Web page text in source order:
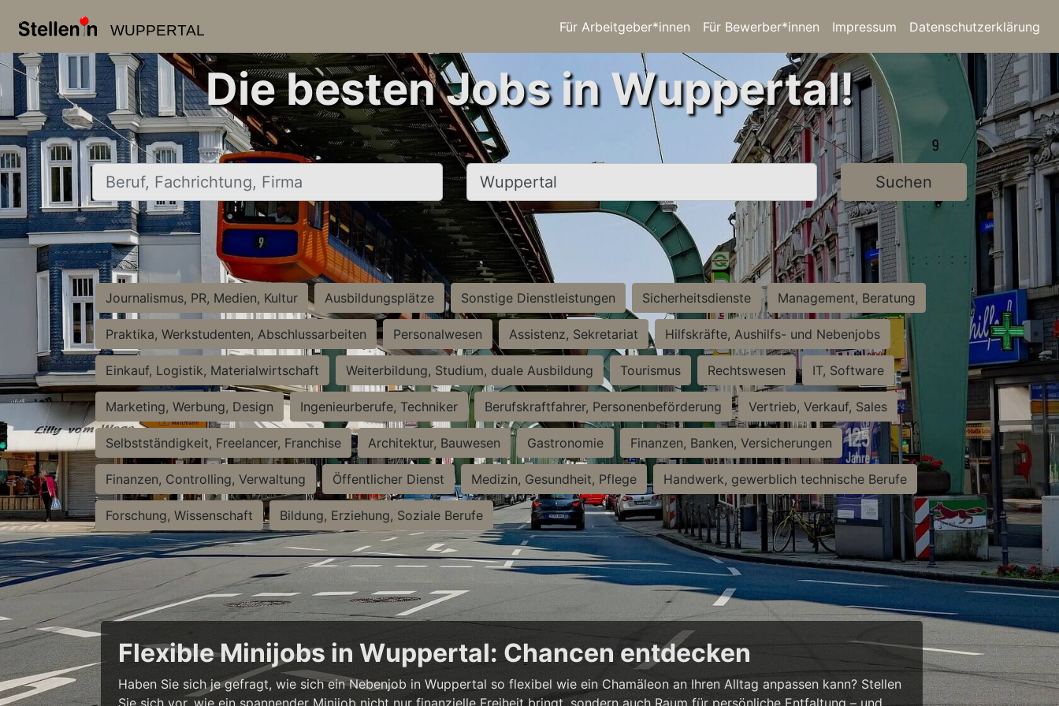
WUPPERTAL Für Arbeitgeber*innen Für Bewerber*innen Impressum Datenschutzerklärung
Die besten Jobs in Wuppertal!
Beruf, Fachrichtung, Firma Ort, Stadt Suchen
Journalismus, PR, Medien, Kultur Ausbildungsplätze Sonstige Dienstleistungen Sicherheitsdienste Management, Beratung
Praktika, Werkstudenten, Abschlussarbeiten Personalwesen Assistenz, Sekretariat Hilfskräfte, Aushilfs- und Nebenjobs
Einkauf, Logistik, Materialwirtschaft Weiterbildung, Studium, duale Ausbildung Tourismus Rechtswesen IT, Software
Marketing, Werbung, Design Ingenieurberufe, Techniker Berufskraftfahrer, Personenbeförderung Vertrieb, Verkauf, Sales
Selbstständigkeit, Freelancer, Franchise Architektur, Bauwesen Gastronomie Finanzen, Banken, Versicherungen
Finanzen, Controlling, Verwaltung Öffentlicher Dienst Medizin, Gesundheit, Pflege Handwerk, gewerblich technische Berufe
Forschung, Wissenschaft Bildung, Erziehung, Soziale Berufe
Flexible Minijobs in Wuppertal: Chancen entdecken
Haben Sie sich je gefragt, wie sich ein Nebenjob in Wuppertal so flexibel wie ein Chamäleon an Ihren Alltag anpassen kann? Stellen